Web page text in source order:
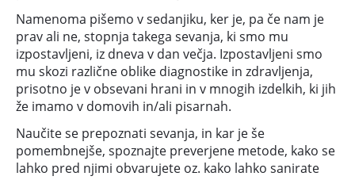
Namenoma pišemo v sedanjiku, ker je, pa če nam je
prav ali ne, stopnja takega sevanja, ki smo mu
izpostavljeni, iz dneva v dan večja. Izpostavljeni smo
mu skozi različne oblike diagnostike in zdravljenja,
prisotno je v obsevani hrani in v mnogih izdelkih, ki jih
že imamo v domovih in/ali pisarnah.
Naučite se prepoznati sevanja, in kar je še
pomembnejše, spoznajte preverjene metode, kako se
lahko pred njimi obvarujete oz. kako lahko sanirate